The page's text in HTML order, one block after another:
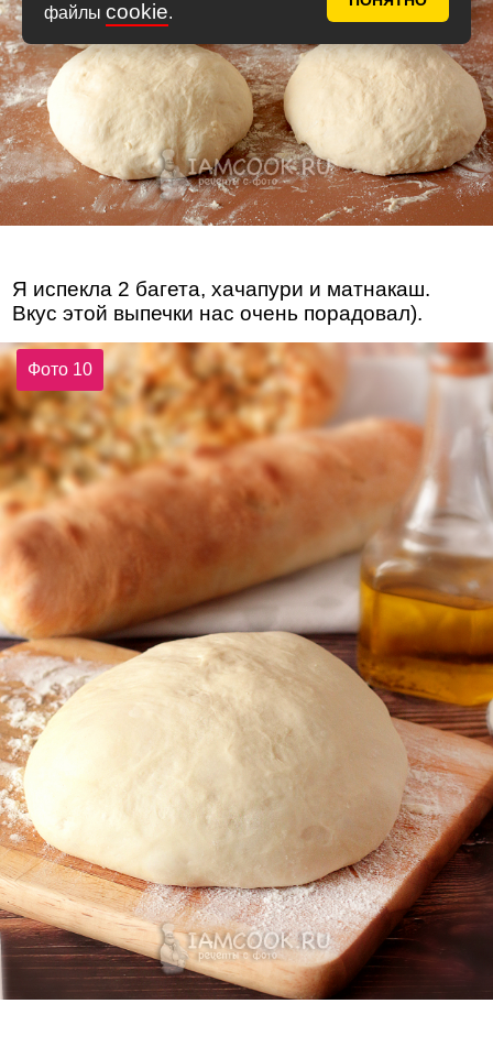
файлы cookie.
Я испекла 2 багета, хачапури и матнакаш.
Вкус этой выпечки нас очень порадовал).
Фото 10